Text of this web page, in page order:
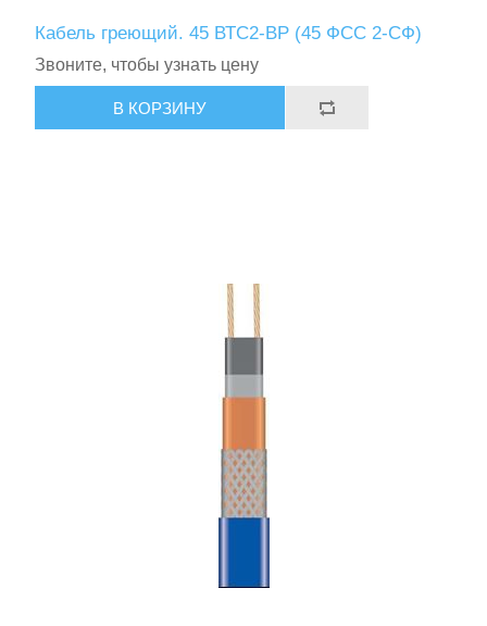
Кабель греющий. 45 ВТС2-ВР (45 ФСС 2-СФ)
Звоните, чтобы узнать цену